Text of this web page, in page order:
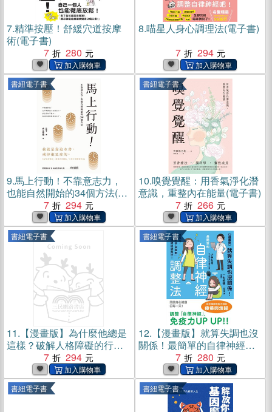
7.精準按壓！舒緩穴道按摩
術(電子書)
7
280
8.喵星人身心調理法(電子書)
7
294
書紐電子書
9.馬上行動！不靠意志力，
也能自然開始的34個方法(電
7 294
書紐電子書
10.嗅覺覺醒：用香氣淨化潛
意識，重整內在能量(電子書)
7
266
書紐電子書
11. 【漫畫版】為什麼他總是
這樣？破解人格障礙的行為
密碼(電子書)
7 294
書紐電子書
12. 【漫畫版】就算失調也沒
關係！最簡單的自律神經調
整法(電子書)
7 280
書紐電子書 書紐電子書